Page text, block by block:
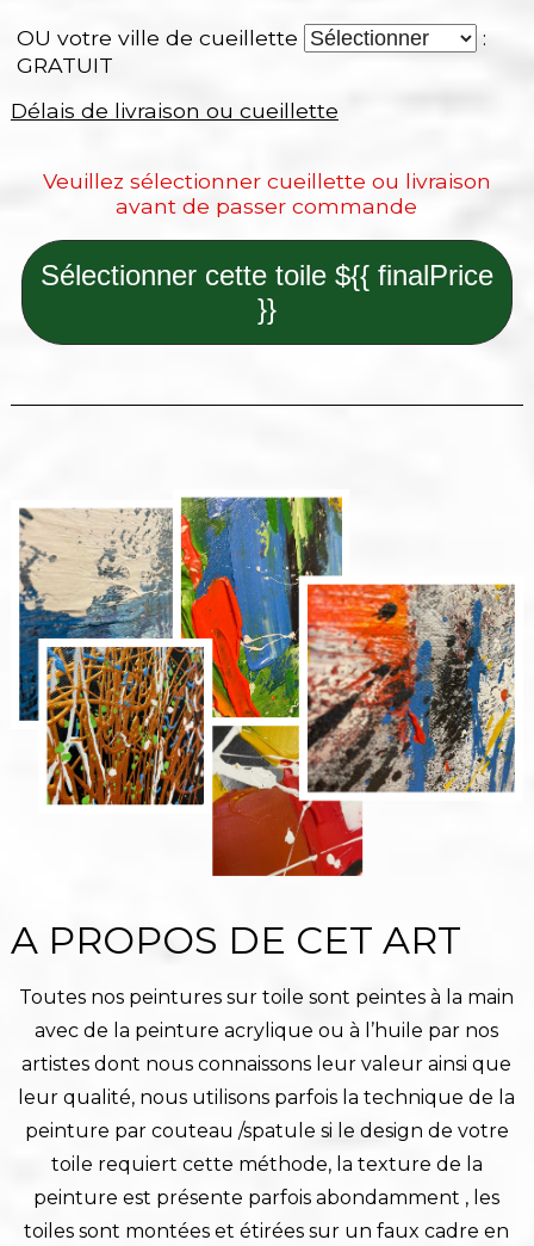
OU votre ville de cueillette
:
GRATUIT
Délais de livraison ou cueillette
Veuillez sélectionner cueillette ou livraison
avant de passer commande
Sélectionner cette toile ${{ finalPrice
}}
A PROPOS DE CET ART
Toutes nos peintures sur toile sont peintes à la main
avec de la peinture acrylique ou à l’huile par nos
artistes dont nous connaissons leur valeur ainsi que
leur qualité, nous utilisons parfois la technique de la
peinture par couteau /spatule si le design de votre
toile requiert cette méthode, la texture de la
peinture est présente parfois abondamment , les
toiles sont montées et étirées sur un faux cadre en